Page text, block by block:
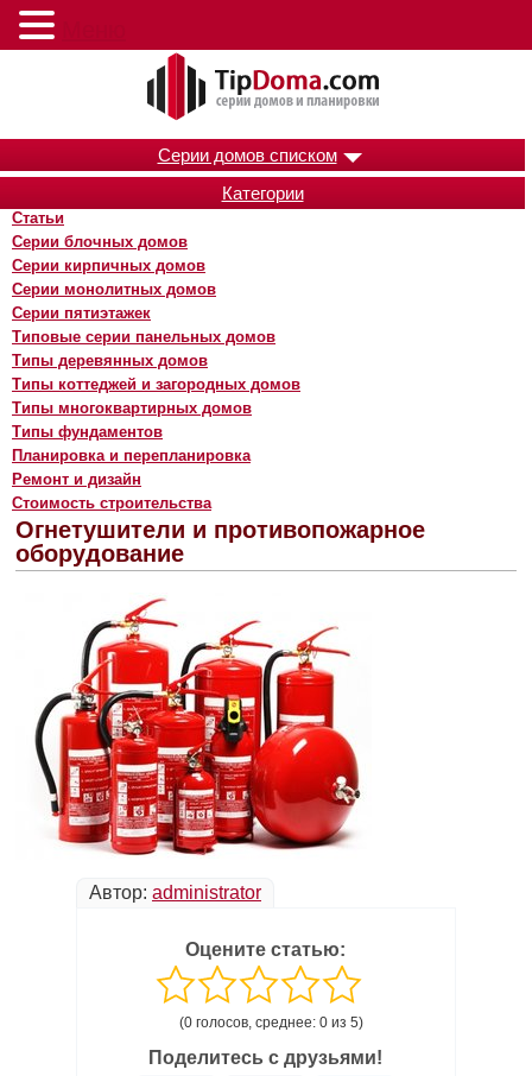
Серии домов списком
Категории
Статьи
Серии блочных домов
Серии кирпичных домов
Серии монолитных домов
Серии пятиэтажек
Типовые серии панельных домов
Типы деревянных домов
Типы коттеджей и загородных домов
Типы многоквартирных домов
Типы фундаментов
Планировка и перепланировка
Ремонт и дизайн
Стоимость строительства
Огнетушители и противопожарное
оборудование
Автор: administrator
Оцените статью:
(0 голосов, среднее: 0 из 5)
Поделитесь с друзьями!